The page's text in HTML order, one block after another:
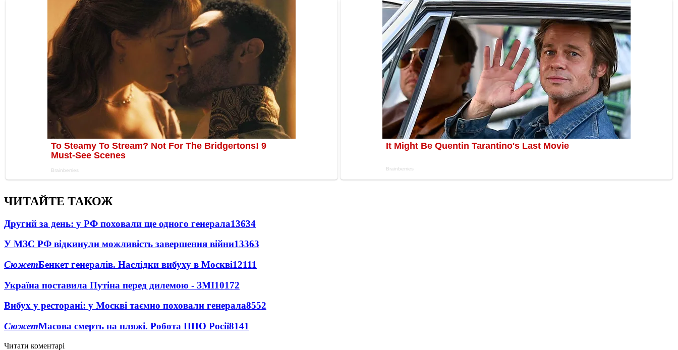
ЧИТАЙТЕ ТАКОЖ
Другий за день: у РФ поховали ще одного генерала13634
У МЗС РФ відкинули можливість завершення війни13363
СюжетБенкет генералів. Наслідки вибуху в Москві12111
Україна поставила Путіна перед дилемою - ЗМІ10172
Вибух у ресторані: у Москві таємно поховали генерала8552
СюжетМасова смерть на пляжі. Робота ППО Росії8141
Читати коментарі